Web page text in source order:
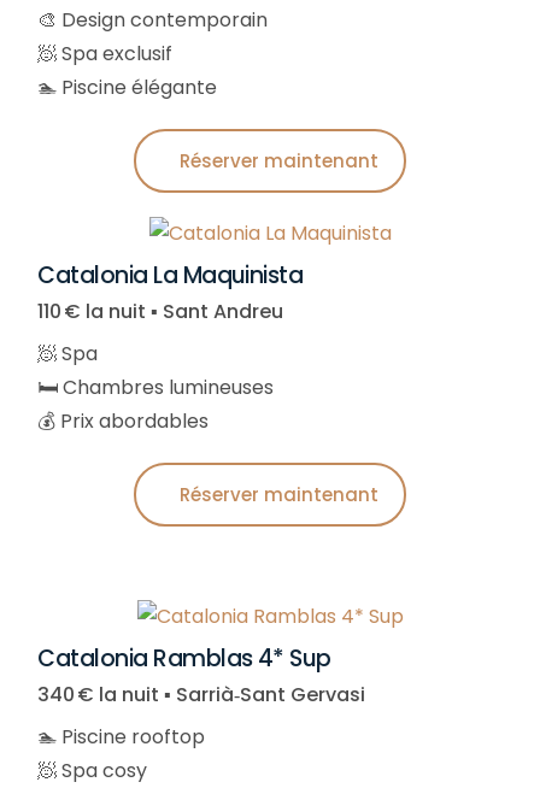
🎨 Design contemporain
🧖 Spa exclusif
🏊 Piscine élégante
Réserver maintenant
Catalonia La Maquinista
110 € la nuit ▪︎ Sant Andreu
🧖 Spa
🛏️ Chambres lumineuses
💰 Prix abordables
Réserver maintenant
Catalonia Ramblas 4* Sup
340 € la nuit ▪︎ Sarrià‑Sant Gervasi
🏊 Piscine rooftop
🧖 Spa cosy